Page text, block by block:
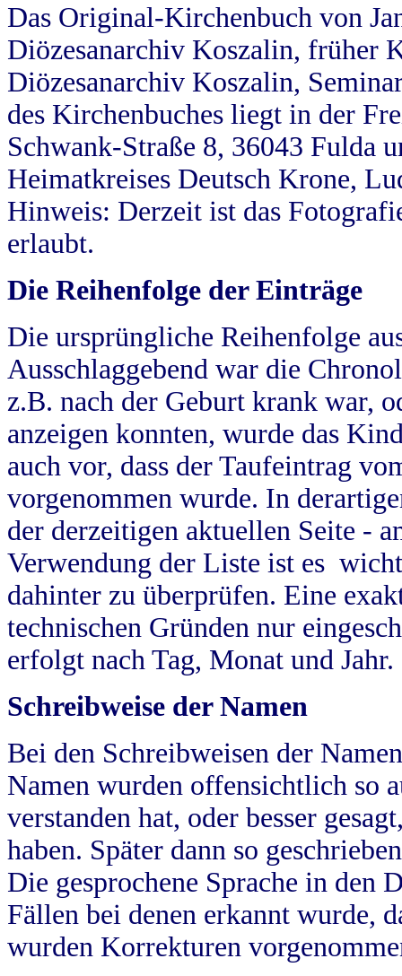
Das Original-Kirchenbuch von
Diözesanarchiv Koszalin, früher
Diözesanarchiv Koszalin,
des Kirchenbuches liegt in der
Schwank-Straße 8, 36043 Fulda
Heimatkreises Deutsch Krone,
Hinweis: Derzeit ist das
erlaubt.
Die Reihenfolge der Einträge
Die ursprüngliche Reihenfolge
Ausschlaggebend war die
z.B. nach der Geburt krank war,
anzeigen konnten, wurde das
auch vor, dass der Taufeintrag
vorgenommen wurde. In
der derzeitigen aktuellen Seite -
Verwendung der Liste ist es
dahinter zu überprüfen. Eine
technischen Gründen nur
erfolgt nach Tag, Monat und Jahr.
Schreibweise der Namen
Bei den Schreibweisen der
Namen wurden offensichtlich so
verstanden hat, oder besser
haben. Später dann so
Die gesprochene Sprache in
Fällen bei denen erkannt wurde,
wurden Korrekturen